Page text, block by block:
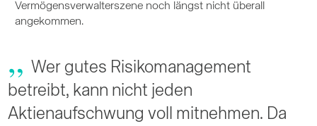
Vermögensverwalterszene noch längst nicht überall
angekommen.
Wer gutes Risikomanagement
betreibt, kann nicht jeden
Aktienaufschwung voll mitnehmen. Da